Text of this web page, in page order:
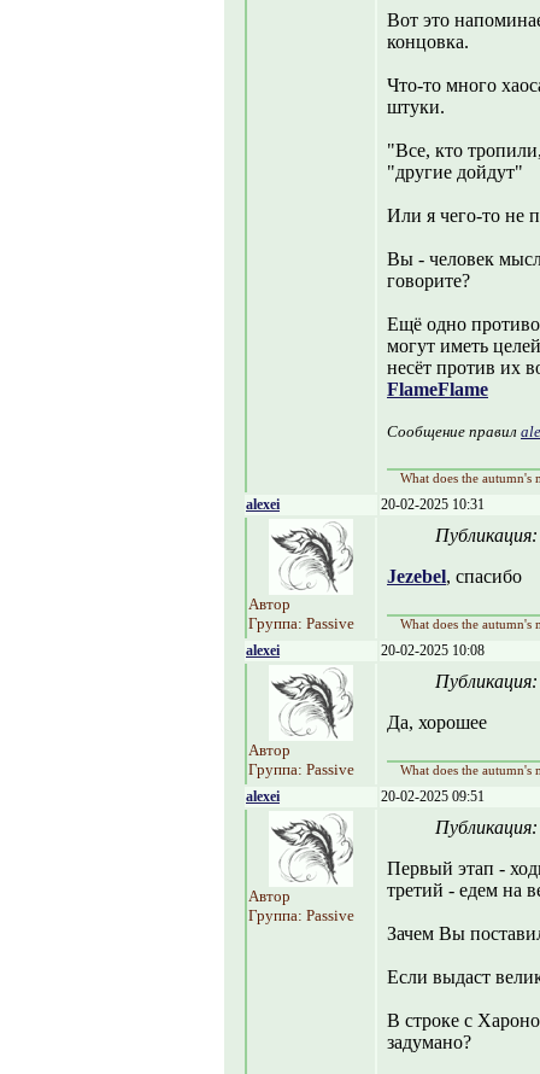
Вот это
концовка.
Что-то много
штуки.
"Все, кто
"другие дойдут"
Или я чего-то не
Вы - человек
говорите?
Ещë одно
могут иметь
несëт против их
FlameFlame
Сообщение правил
What does the autumn's
alexei 20-02-2025 10:31
Автор
Группа: Passive
Jezebel, спасибо
What does the autumn's
alexei 20-02-2025 10:08
Автор
Группа: Passive
Да, хорошее
What does the autumn's
alexei 20-02-2025 09:51
Автор
Группа: Passive
Первый этап -
третий - едем на
Зачем Вы
Если выдаст
В строке с
задумано?